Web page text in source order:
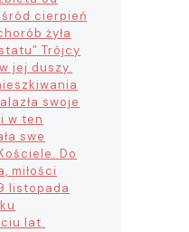
cierpień
żyła
Trójcy
jej duszy.
swoje
w ten
swe
Do
miłości
listopada
lat.